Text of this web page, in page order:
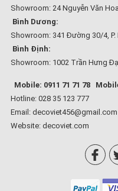
Showroom: 24 Nguyễn Văn
Bình Dương:
Showroom: 341 Đường 30/4,
Bình Định:
Showroom: 1002 Trần Hưng
Mobile: 0911 71 71 78
Hotline: 028 35 123 777
Email: decoviet456@gmail.com
Website: decoviet.com